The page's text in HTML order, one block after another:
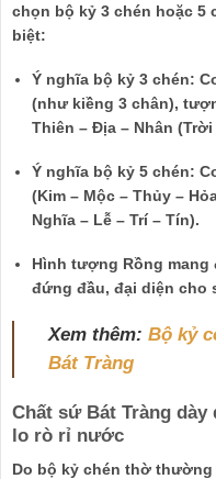
chọn bộ kỷ 3 chén hoặc 5
biệt:
Ý nghĩa bộ kỷ 3 chén:
(như kiềng 3 chân),
Thiên – Địa – Nhân
Ý nghĩa bộ kỷ 5 chén:
(Kim – Mộc – Thủy –
Nghĩa – Lễ – Trí – Tín).
Hình tượng Rồng
đứng đầu, đại diện cho
Xem thêm:Bộ kỷ
Bát Tràng
Chất sứ Bát Tràng
lo rò rỉ nước
Do bộ kỷ chén thờ